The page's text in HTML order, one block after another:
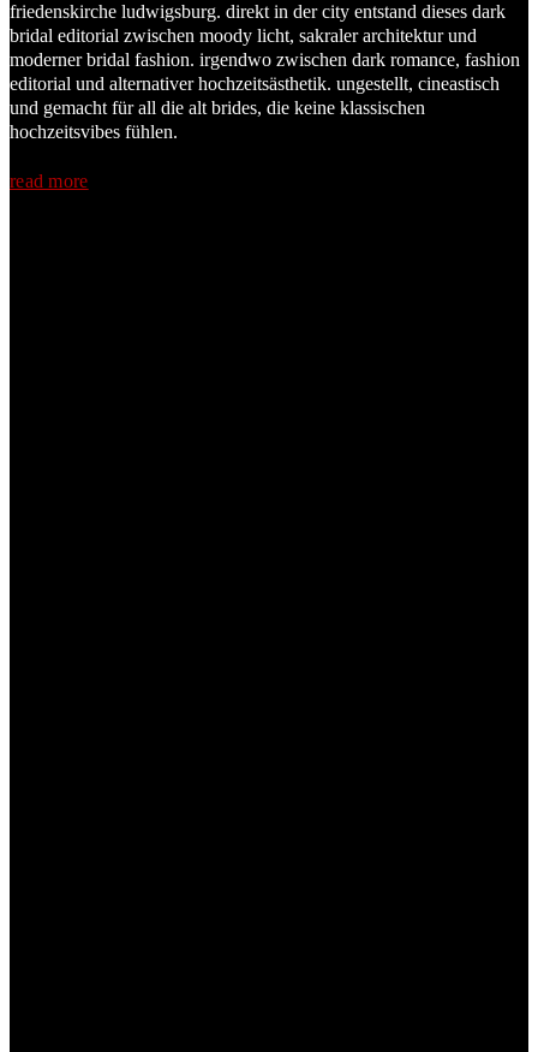
friedenskirche ludwigsburg. direkt in der city entstand dieses dark
bridal editorial zwischen moody licht, sakraler architektur und
moderner bridal fashion. irgendwo zwischen dark romance, fashion
editorial und alternativer hochzeitsästhetik. ungestellt, cineastisch
und gemacht für all die alt brides, die keine klassischen
hochzeitsvibes fühlen.
read more